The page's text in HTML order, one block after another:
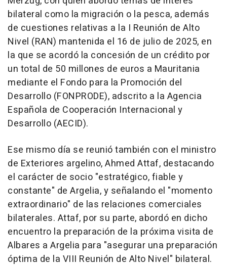
bilateral como la migración o la pesca, además
de cuestiones relativas a la I Reunión de Alto
Nivel (RAN) mantenida el 16 de julio de 2025, en
la que se acordó la concesión de un crédito por
un total de 50 millones de euros a Mauritania
mediante el Fondo para la Promoción del
Desarrollo (FONPRODE), adscrito a la Agencia
Española de Cooperación Internacional y
Desarrollo (AECID).
Ese mismo día se reunió también con el ministro
de Exteriores argelino, Ahmed Attaf, destacando
el carácter de socio "estratégico, fiable y
constante" de Argelia, y señalando el "momento
extraordinario" de las relaciones comerciales
bilaterales. Attaf, por su parte, abordó en dicho
encuentro la preparación de la próxima visita de
Albares a Argelia para "asegurar una preparación
óptima de la VIII Reunión de Alto Nivel" bilateral.